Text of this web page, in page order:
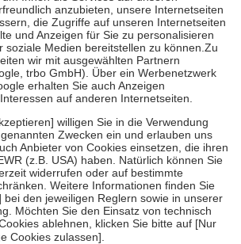
entrichten.
auch für Online-Apotheken.
Krankenpflege beträgt die
der Kosten sowie zehn Euro je
Versicherten für ihre eigene Gesundheit zu
Stellung der Familie zu unterstützen,
an bei:
bis zum vollendeten 18. Lebensjahr
Vorsorge und Früherkennung, die von der